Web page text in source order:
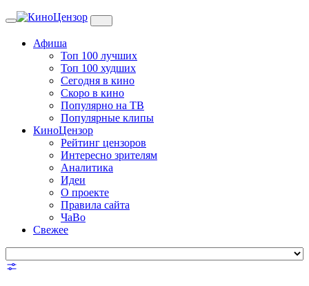
Toggle
Афиша
Топ 100 лучших
Топ 100 худших
Сегодня в кино
Скоро в кино
Популярно на ТВ
Популярные клипы
КиноЦензор
Рейтинг цензоров
Интересно зрителям
Аналитика
Идеи
О проекте
Правила сайта
ЧаВо
Свежее